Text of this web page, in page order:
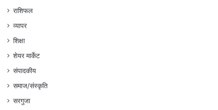
राशिफल
व्यापर
शिक्षा
शेयर मार्केट
संपादकीय
समाज/संस्कृति
सरगुजा